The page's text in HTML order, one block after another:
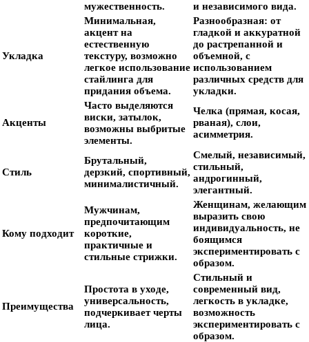
мужественность. и независимого вида.
Укладка
Минимальная,
акцент на
естественную
текстуру, возможно
легкое использование
стайлинга для
придания объема.
Разнообразная: от
гладкой и аккуратной
до растрепанной и
объемной, с
использованием
различных средств для
укладки.
Акценты
Часто выделяются
виски, затылок,
возможны выбритые
элементы.
Челка (прямая, косая,
рваная), слои,
асимметрия.
Стиль
Брутальный,
дерзкий, спортивный,
минималистичный.
Смелый, независимый,
стильный,
андрогинный,
элегантный.
Кому подходит
Мужчинам,
предпочитающим
короткие,
практичные и
стильные стрижки.
Женщинам, желающим
выразить свою
индивидуальность, не
боящимся
экспериментировать с
образом.
Преимущества
Простота в уходе,
универсальность,
подчеркивает черты
лица.
Стильный и
современный вид,
легкость в укладке,
возможность
экспериментировать с
образом.